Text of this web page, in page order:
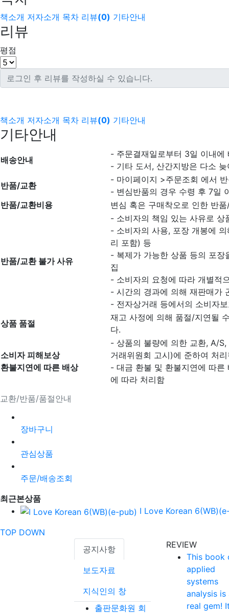
책소개 저자소개 목차 리뷰(0) 기타안내
리뷰
평점
책소개 저자소개 목차 리뷰(0) 기타안내
기타안내
교환/반품/품절안내
배송안내
- 주문결재일로부터 3일 이내에
- 기타 도서, 산간지방은 다소
반품/교환
- 마이페이지 >주문조회 에서
- 변심반품의 경우 수령 후 7일
반품/교환비용
변심 혹은 구매착오로 인한 반
반품/교환 불가 사유
- 소비자의 책임 있는 사유로
- 소비자의 사용, 포장 개봉에
리 포함) 등
- 복제가 가능한 상품 등의 포장
집
- 소비자의 요청에 따라 개별적
- 시간의 경과에 의해 재판매가
- 전자상거래 등에서의 소비자
상품 품절
재고 사정에 의해 품절/지연될
다.
소비자 피해보상
환불지연에 따른 배상
- 상품의 불량에 의한 교환, A/
거래위원회 고시)에 준하여 처
- 대금 환불 및 환불지연에 따른
에 따라 처리함
장바구니
관심상품
주문/배송조회
최근본상품
I Love Korean
TOP DOWN
공지사항
보도자료
지식인의 창
출판문화원 회
REVIEW
This book
applied
systems
analysis is
real gem!